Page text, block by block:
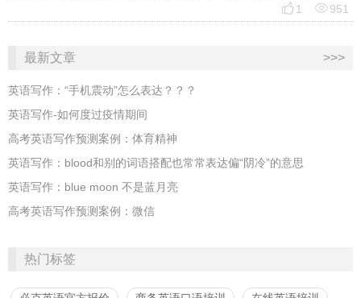
 1 951
最新文章 >>>
英语写作：“手机震动”怎么表达？？？
英语写作-如何度过疫情期间
高考英语写作预测案例：体育精神
英语写作：blood和别的词语搭配也常常表达偏“阴冷”的意思
英语写作：blue moon 不是蓝月亮
高考英语写作预测案例：微信
热门标签